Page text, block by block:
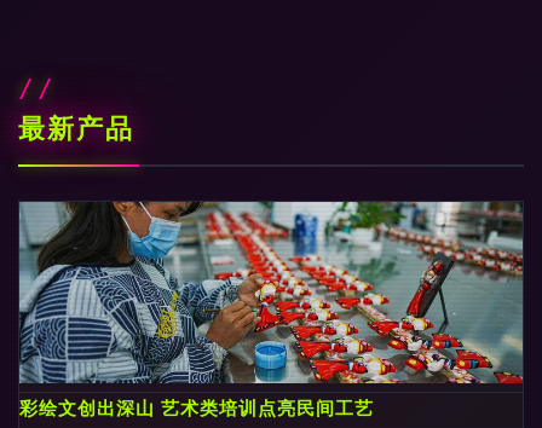
最新产品
彩绘文创出深山 艺术类培训点亮民间工艺